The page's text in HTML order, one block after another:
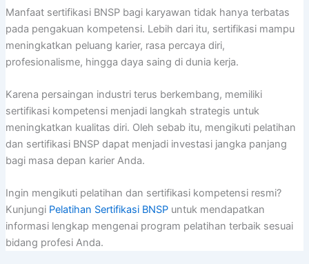
Manfaat sertifikasi BNSP bagi karyawan tidak hanya terbatas
pada pengakuan kompetensi. Lebih dari itu, sertifikasi mampu
meningkatkan peluang karier, rasa percaya diri,
profesionalisme, hingga daya saing di dunia kerja.
Karena persaingan industri terus berkembang, memiliki
sertifikasi kompetensi menjadi langkah strategis untuk
meningkatkan kualitas diri. Oleh sebab itu, mengikuti pelatihan
dan sertifikasi BNSP dapat menjadi investasi jangka panjang
bagi masa depan karier Anda.
Ingin mengikuti pelatihan dan sertifikasi kompetensi resmi?
Kunjungi Pelatihan Sertifikasi BNSPuntuk mendapatkan
informasi lengkap mengenai program pelatihan terbaik sesuai
bidang profesi Anda.